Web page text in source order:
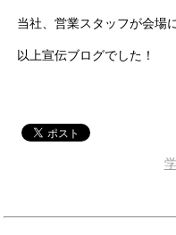
当社、営業スタッフが会場
以上宣伝ブログでした！